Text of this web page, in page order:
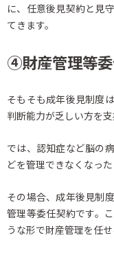
に、任意後見契約と見
てきます。
④財産管理等
そもそも成年後見制度
判断能力が乏しい方を支
では、認知症など脳の
どを管理できなくなった
その場合、成年後見制
管理等委任契約です。
うな形で財産管理を任